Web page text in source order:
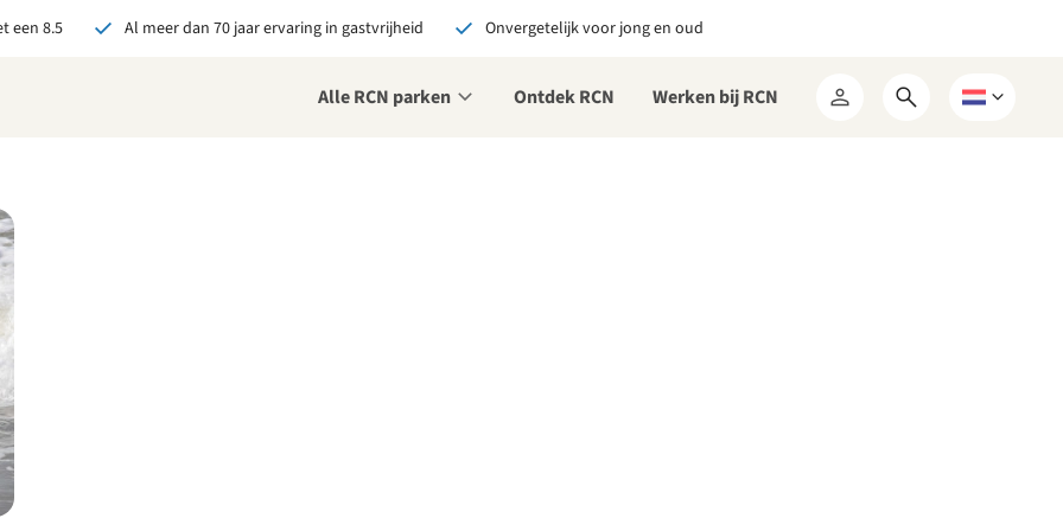
een 8.5 Al meer dan 70 jaar ervaring in gastvrijheid Onvergetelijk voor jong en oud
Alle RCN parken Ontdek RCN Werken bij RCN
Mijn
Open
Kies
bij RCN boekt, krijg je:
De beste prijsgarantie
Exclusieve voordelen
Persoonlijk contact
alle voordelen